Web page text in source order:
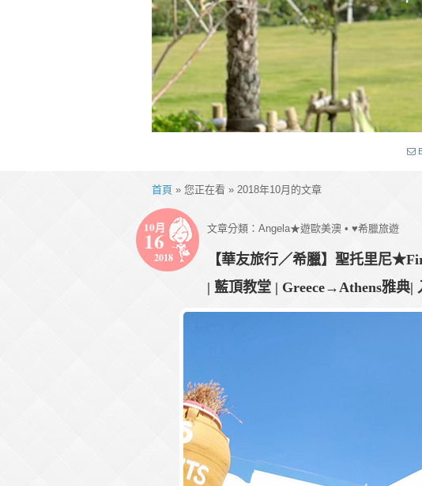
首頁 » 您正在看 » 2018年10月的文章
10月
16
2018
文章分類： Angela★遊歐美澳 • ♥希臘旅遊
【華友旅行／希臘】聖托里尼
| 藍頂教堂 | Greece→Athens雅典